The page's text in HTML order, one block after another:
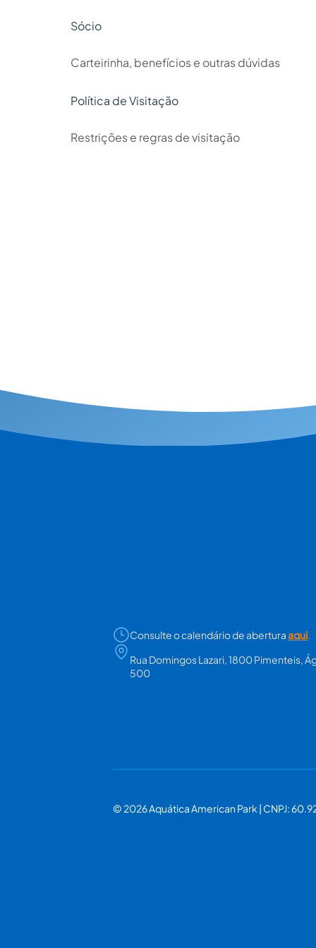
Sócio
Carteirinha, benefícios e outras dúvidas
Política de Visitação
Restrições e regras de visitação
Consulte o calendário de aberturaaqui.
Rua Domingos Lazari, 1800 Pimenteis,
500
© 2026 Aquática American Park | CNPJ: